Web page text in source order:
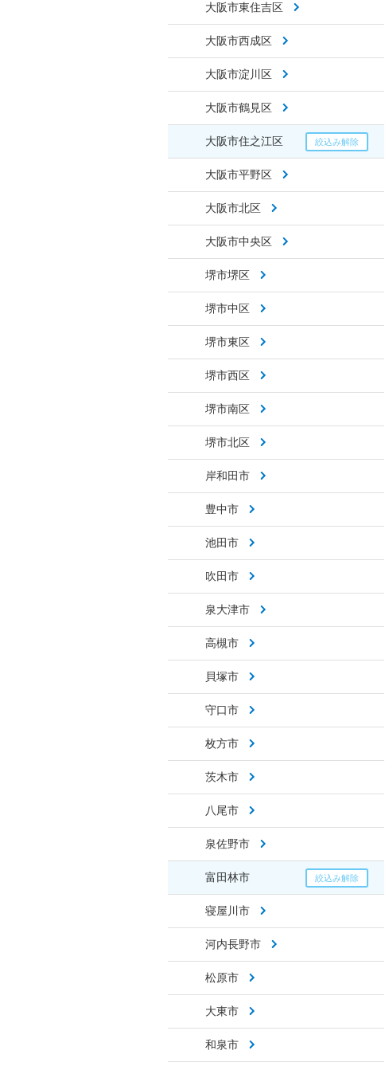
大阪市東住吉区
大阪市西成区
大阪市淀川区
大阪市鶴見区
大阪市住之江区
大阪市平野区
大阪市北区
大阪市中央区
堺市堺区
堺市中区
堺市東区
堺市西区
堺市南区
堺市北区
岸和田市
豊中市
池田市
吹田市
泉大津市
高槻市
貝塚市
守口市
枚方市
茨木市
八尾市
泉佐野市
富田林市
寝屋川市
河内長野市
松原市
大東市
和泉市